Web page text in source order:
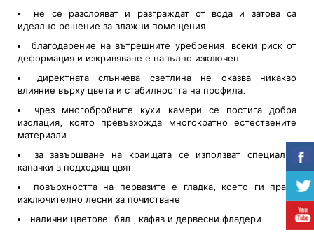
не се разслояват и разграждат от вода и затова са
идеално решение за влажни помещения
благодарение на вътрешните уребрения, всеки риск от
деформация и изкривяване е напълно изключен
директната слънчева светлина не оказва никакво
влияние върху цвета и стабилността на профила.
чрез многобройните кухи камери се постига добра
изолация, която превъзхожда многократно естествените
материали
за завършване на краищата се използват специални
капачки в подходящ цвят
повърхността на первазите е гладка, което ги прави
изключително лесни за почистване
налични цветове: бял , кафяв и дервесни фладери